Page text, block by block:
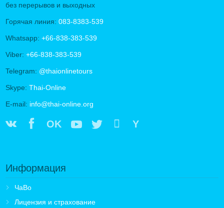
без перерывов и выходных
Горячая линия: 083-8383-539
Whatsapp: +66-838-383-539
Viber: +66-838-383-539
Telegram: @thaionlinetours
Skype: Thai-Online
E-mail: info@thai-online.org
OK Y
Информация
ЧаВо
Лицензия и страхование